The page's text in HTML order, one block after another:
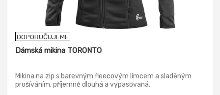
DOPORUČUJEME
Dámská mikina TORONTO
Mikina na zip s barevným fleecovým límcem a sladěným
prošíváním, příjemně dlouhá a vypasovaná.